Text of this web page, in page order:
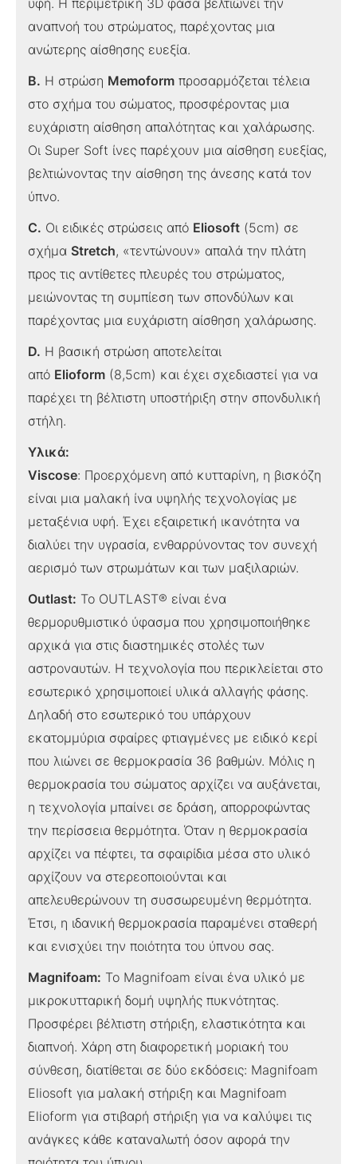
αναπνοή του στρώματος, παρέχοντας μια
ανώτερης αίσθησης ευεξία.
B. Η στρώση Memoform προσαρμόζεται τέλεια
στο σχήμα του σώματος, προσφέροντας μια
ευχάριστη αίσθηση απαλότητας και χαλάρωσης.
Οι Super Soft ίνες παρέχουν μια αίσθηση ευεξίας,
βελτιώνοντας την αίσθηση της άνεσης κατά τον
ύπνο.
C. Οι ειδικές στρώσεις από Eliosoft (5cm) σε
σχήμα Stretch, «τεντώνουν» απαλά την πλάτη
προς τις αντίθετες πλευρές του στρώματος,
μειώνοντας τη συμπίεση των σπονδύλων και
παρέχοντας μια ευχάριστη αίσθηση χαλάρωσης.
D. Η βασική στρώση αποτελείται
από Elioform (8,5cm) και έχει σχεδιαστεί για να
παρέχει τη βέλτιστη υποστήριξη στην σπονδυλική
στήλη.
Υλικά:
Viscose: Προερχόμενη από κυτταρίνη, η βισκόζη
είναι μια μαλακή ίνα υψηλής τεχνολογίας με
μεταξένια υφή. Έχει εξαιρετική ικανότητα να
διαλύει την υγρασία, ενθαρρύνοντας τον συνεχή
αερισμό των στρωμάτων και των μαξιλαριών.
Outlast: Το OUTLAST® είναι ένα
θερμορυθμιστικό ύφασμα που χρησιμοποιήθηκε
αρχικά για στις διαστημικές στολές των
αστροναυτών. Η τεχνολογία που περικλείεται στο
εσωτερικό χρησιμοποιεί υλικά αλλαγής φάσης.
Δηλαδή στο εσωτερικό του υπάρχουν
εκατομμύρια σφαίρες φτιαγμένες με ειδικό κερί
που λιώνει σε θερμοκρασία 36 βαθμών. Μόλις η
θερμοκρασία του σώματος αρχίζει να αυξάνεται,
η τεχνολογία μπαίνει σε δράση, απορροφώντας
την περίσσεια θερμότητα. Όταν η θερμοκρασία
αρχίζει να πέφτει, τα σφαιρίδια μέσα στο υλικό
αρχίζουν να στερεοποιούνται και
απελευθερώνουν τη συσσωρευμένη θερμότητα.
Έτσι, η ιδανική θερμοκρασία παραμένει σταθερή
και ενισχύει την ποιότητα του ύπνου σας.
Magnifoam: Το Magnifoam είναι ένα υλικό με
μικροκυτταρική δομή υψηλής πυκνότητας.
Προσφέρει βέλτιστη στήριξη, ελαστικότητα και
διαπνοή. Χάρη στη διαφορετική μοριακή του
σύνθεση, διατίθεται σε δύο εκδόσεις: Magnifoam
Eliosoft για μαλακή στήριξη και Magnifoam
Elioform για στιβαρή στήριξη για να καλύψει τις
ανάγκες κάθε καταναλωτή όσον αφορά την